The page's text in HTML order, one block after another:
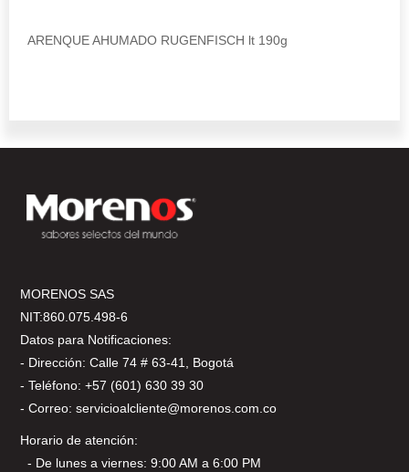
ARENQUE AHUMADO RUGENFISCH lt 190g
MORENOS SAS
NIT:860.075.498-6
Datos para Notificaciones:
- Dirección: Calle 74 # 63-41, Bogotá
- Teléfono: +57 (601) 630 39 30
- Correo: servicioalcliente@morenos.com.co
Horario de atención:
- De lunes a viernes: 9:00 AM a 6:00 PM